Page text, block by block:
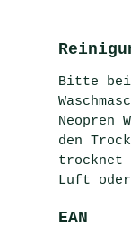
Bitte bei
Neopren
den
trocknet
Luft
EAN